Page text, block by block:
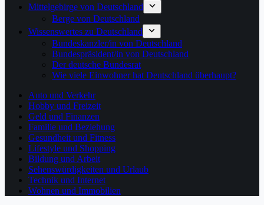
Mittelgebirge von Deutschland
Berge von Deutschland
Wissenswertes zu Deutschland
Bundeskanzler/in von Deutschland
Bundespräsident/in von Deutschland
Der deutsche Bundesrat
Wie viele Einwohner hat Deutschland überhaupt?
Auto und Verkehr
Hobby und Freizeit
Geld und Finanzen
Familie und Beziehung
Gesundheit und Fitness
Lifestyle und Shopping
Bildung und Arbeit
Sehenswürdigkeiten und Urlaub
Technik und Internet
Wohnen und Immobilien